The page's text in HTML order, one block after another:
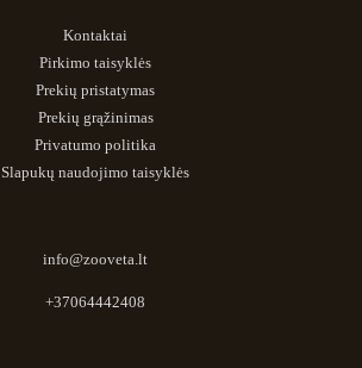
Kontaktai
Pirkimo taisyklės
Prekių pristatymas
Prekių grąžinimas
Privatumo politika
Slapukų naudojimo taisyklės
info@zooveta.lt
+37064442408